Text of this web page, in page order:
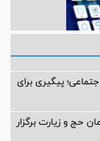
پیگیری برای
حج و زیارت برگزار